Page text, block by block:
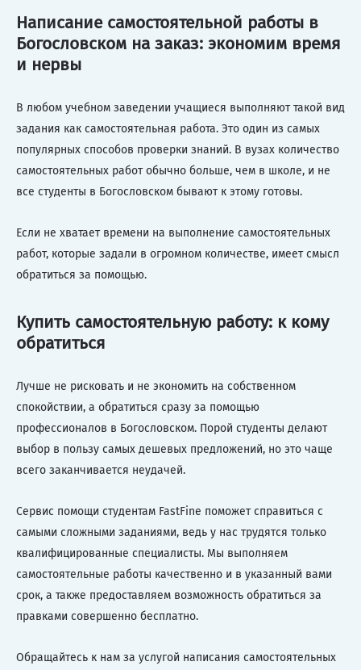
Написание самостоятельной работы в
Богословском на заказ: экономим время
и нервы
В любом учебном заведении учащиеся выполняют такой вид
задания как самостоятельная работа. Это один из самых
популярных способов проверки знаний. В вузах количество
самостоятельных работ обычно больше, чем в школе, и не
все студенты в Богословском бывают к этому готовы.
Если не хватает времени на выполнение самостоятельных
работ, которые задали в огромном количестве, имеет смысл
обратиться за помощью.
Купить самостоятельную работу: к кому
обратиться
Лучше не рисковать и не экономить на собственном
спокойствии, а обратиться сразу за помощью
профессионалов в Богословском. Порой студенты делают
выбор в пользу самых дешевых предложений, но это чаще
всего заканчивается неудачей.
Сервис помощи студентам FastFine поможет справиться с
самыми сложными заданиями, ведь у нас трудятся только
квалифицированные специалисты. Мы выполняем
самостоятельные работы качественно и в указанный вами
срок, а также предоставляем возможность обратиться за
правками совершенно бесплатно.
Обращайтесь к нам за услугой написания самостоятельных